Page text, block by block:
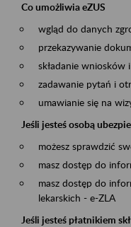
Co umożliwia eZUS
wgląd do danych
przekazywanie
składanie
zadawanie pytań i
umawianie się na
Jeśli jesteś osobą
możesz sprawdzić
masz dostęp do
masz dostęp do
lekarskich - e-ZLA
Jeśli jesteś płatnikiem